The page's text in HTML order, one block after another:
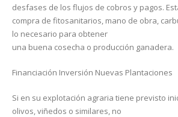
desfases de los flujos de cobros y pagos.
compra de fitosanitarios, mano de obra,
lo necesario para obtener
una buena cosecha o producción ganadera.
Financiación Inversión Nuevas Plantaciones
Si en su explotación agraria tiene previsto
olivos, viñedos o similares, no